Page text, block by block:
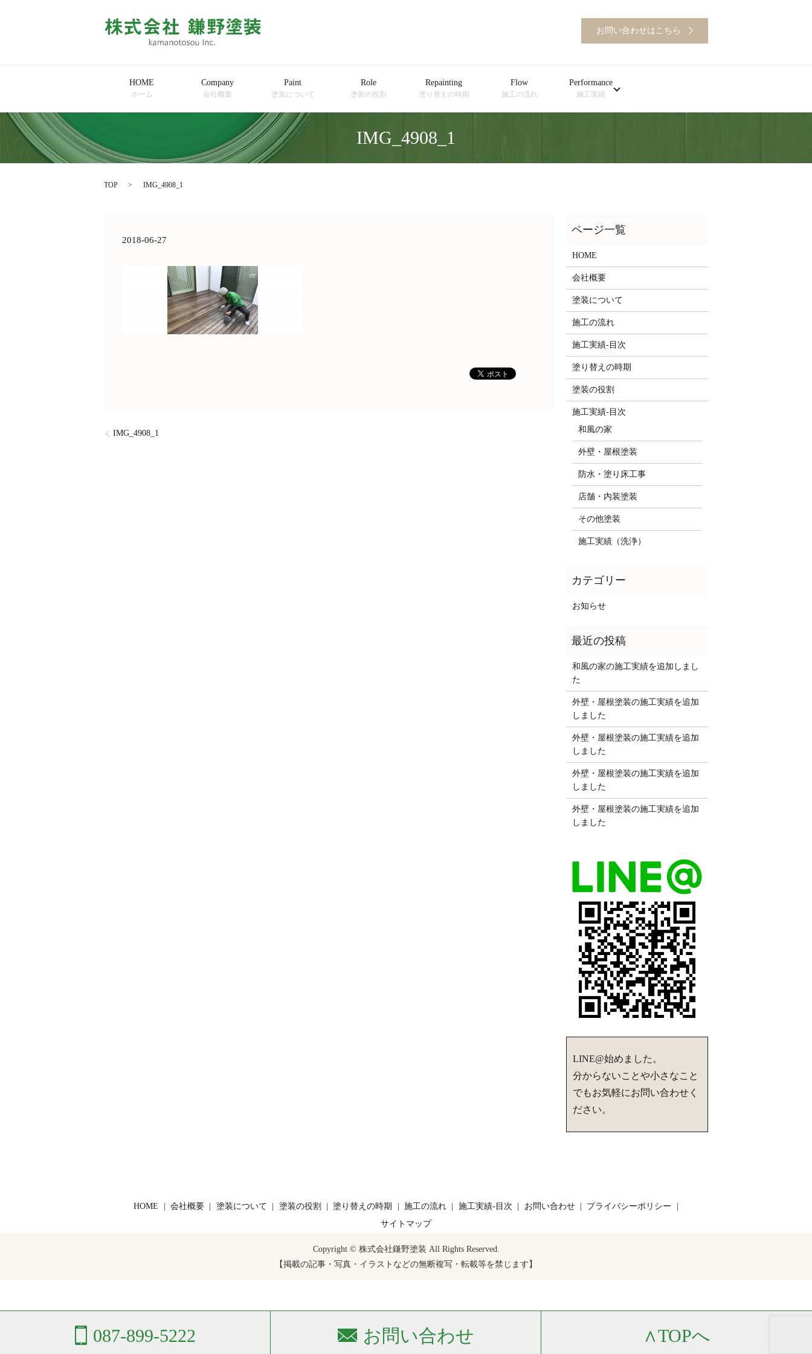
お問い合わせはこちら
HOME
ホーム
Company
会社概要
Paint
塗装について
Role
塗装の役割
Repainting
塗り替えの時期
Flow
施工の流れ
Performance
施工実績
IMG_4908_1
TOP IMG_4908_1
2018-06-27
IMG_4908_1
HOME
会社概要
塗装について
施工の流れ
施工実績-目次
塗り替えの時期
塗装の役割
施工実績-目次
和風の家
外壁・屋根塗装
防水・塗り床工事
店舗・内装塗装
その他塗装
施工実績（洗浄）
お知らせ
和風の家の施工実績を追加しまし
た
外壁・屋根塗装の施工実績を追加
しました
外壁・屋根塗装の施工実績を追加
しました
外壁・屋根塗装の施工実績を追加
しました
外壁・屋根塗装の施工実績を追加
しました
LINE@始めました。
分からないことや小さなこと
でもお気軽にお問い合わせく
ださい。
087-899-5222 お問い合わせ ∧TOPへ
HOME 会社概要 塗装について 塗装の役割 塗り替えの時期 施工の流れ 施工実績-目次 お問い合わせ
プライバシーポリシー
サイトマップ
Copyright © 株式会社鎌野塗装 All Rights Reserved.
【掲載の記事・写真・イラストなどの無断複写・転載等を禁じます】